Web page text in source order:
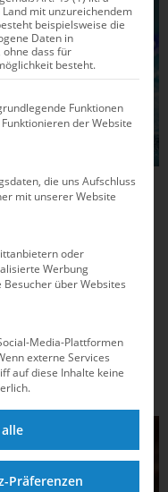
Halbfinale ein
Heintz heute für
Heidelberger
13. Bei den
Heintz am Ende
Land mit unzureichendem
beispielsweise die
Daten in
dass für
besteht.
Gruppen, für die
Funktionen
der Website
die uns Aufschluss
mit unserer Website
oder
Werbung
über Websites
Media-Plattformen
externe Services
auf diese Inhalte keine
Präferenzen